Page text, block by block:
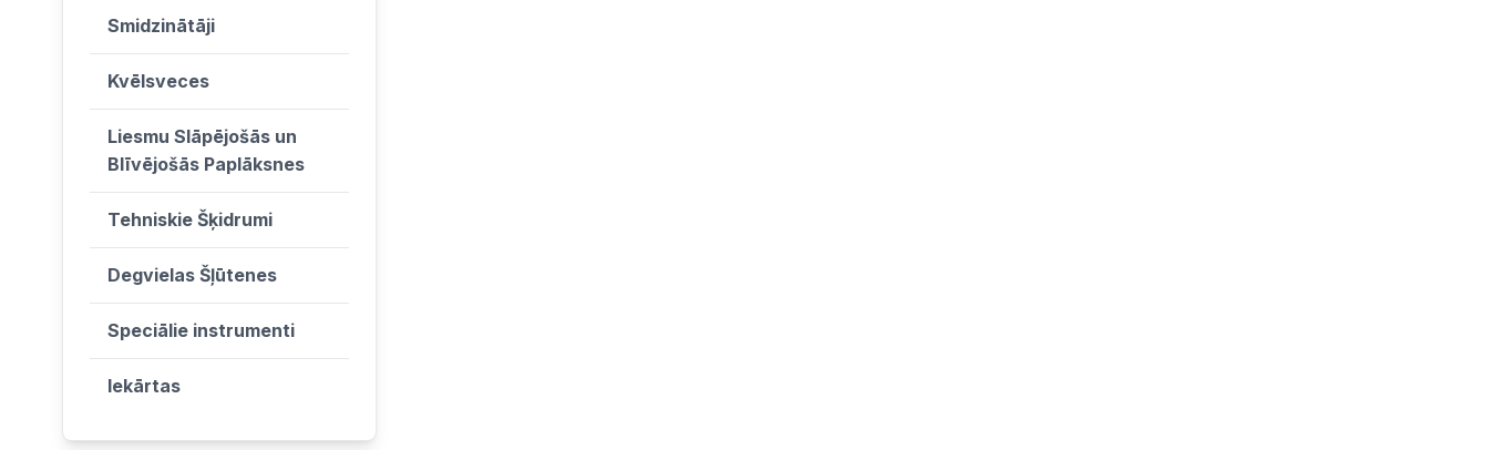
Smidzinātāji
Kvēlsveces
Liesmu Slāpējošās un
Blīvējošās Paplāksnes
Tehniskie Šķidrumi
Degvielas Šļūtenes
Speciālie instrumenti
Iekārtas